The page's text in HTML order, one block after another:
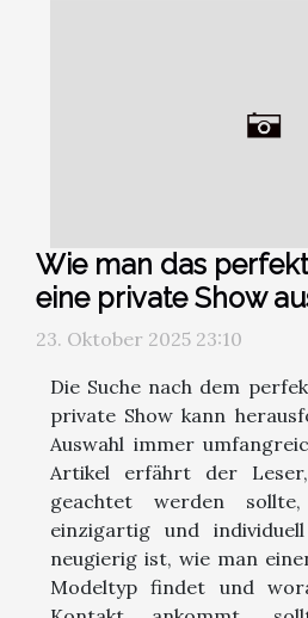
Wie man das
eine private Show
23. Oktober 2025 23:10
Die Suche nach dem
private Show kann
Auswahl immer
Artikel erfährt der
geachtet werden
einzigartig und
neugierig ist, wie man
Modeltyp findet und